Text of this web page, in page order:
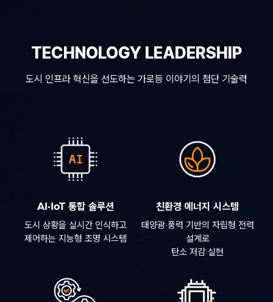
TECHNOLOGY LEADERSHIP
도시 인프라 혁신을 선도하는 가로등 이야기의 첨단 기술력
AI·IoT 통합 솔루션
도시 상황을 실시간 인식하고
제어하는 지능형 조명 시스템
친환경 에너지 시스템
태양광·풍력 기반의 자립형 전력
설계로
탄소 저감 실현